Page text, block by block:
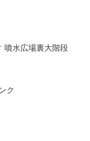
水広場裏大階段
ク